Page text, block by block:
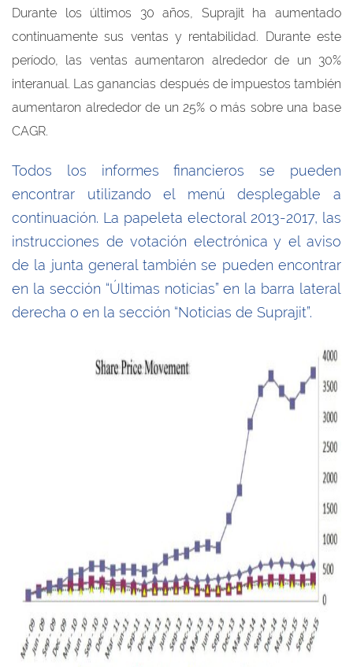
Durante los últimos 30 años, Suprajit ha aumentado
continuamente sus ventas y rentabilidad. Durante este
período, las ventas aumentaron alrededor de un 30%
interanual. Las ganancias después de impuestos también
aumentaron alrededor de un 25% o más sobre una base
CAGR.
Todos los informes financieros se pueden
encontrar utilizando el menú desplegable a
continuación. La papeleta electoral 2013-2017, las
instrucciones de votación electrónica y el aviso
de la junta general también se pueden encontrar
en la sección “Últimas noticias” en la barra lateral
derecha o en la sección “Noticias de Suprajit”.